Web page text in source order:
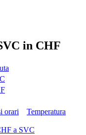
in CHF
orari Temperatura
a SVC